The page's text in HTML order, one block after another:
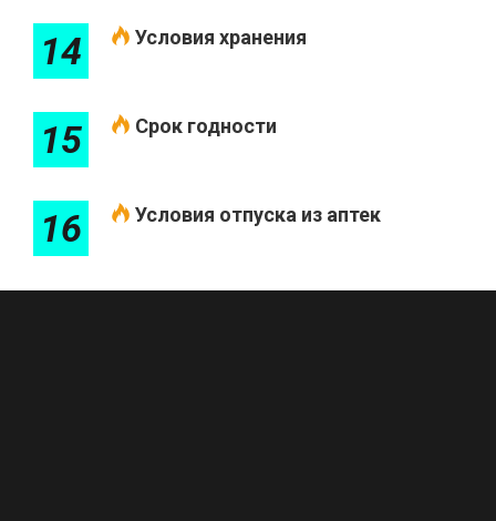
14 Условия хранения
15 Срок годности
16 Условия отпуска из аптек